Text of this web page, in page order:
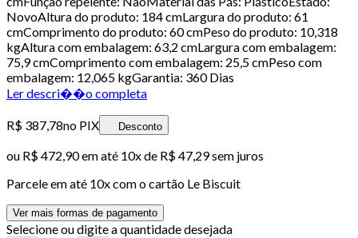
NovoAltura do produto: 184 cmLargura do produto: 61
cmComprimento do produto: 60 cmPeso do produto: 10,318
kgAltura com embalagem: 63,2 cmLargura com embalagem:
75,9 cmComprimento com embalagem: 25,5 cmPeso com
embalagem: 12,065 kgGarantia: 360 Dias
Ler descri��o completa
R$ 387,78no PIX Desconto
ou R$ 472,90em até 10x de R$ 47,29 sem juros
Parcele em até 10x com o cartão Le Biscuit
Ver mais formas de pagamento
Selecione ou digite a quantidade desejada